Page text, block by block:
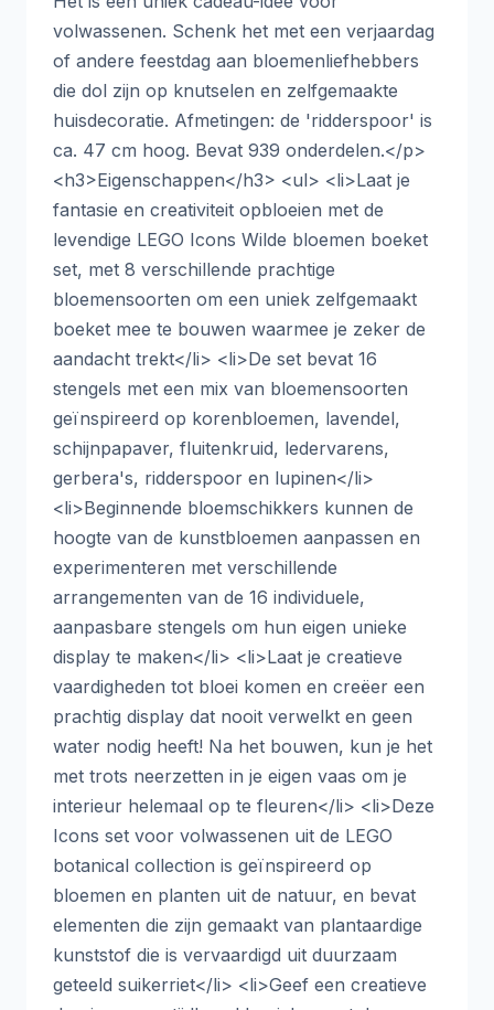
volwassenen. Schenk het met een verjaardag
of andere feestdag aan bloemenliefhebbers
die dol zijn op knutselen en zelfgemaakte
huisdecoratie. Afmetingen: de 'ridderspoor' is
ca. 47 cm hoog. Bevat 939 onderdelen.</p>
<h3>Eigenschappen</h3> <ul> <li>Laat je
fantasie en creativiteit opbloeien met de
levendige LEGO Icons Wilde bloemen boeket
set, met 8 verschillende prachtige
bloemensoorten om een uniek zelfgemaakt
boeket mee te bouwen waarmee je zeker de
aandacht trekt</li> <li>De set bevat 16
stengels met een mix van bloemensoorten
geïnspireerd op korenbloemen, lavendel,
schijnpapaver, fluitenkruid, ledervarens,
gerbera's, ridderspoor en lupinen</li>
<li>Beginnende bloemschikkers kunnen de
hoogte van de kunstbloemen aanpassen en
experimenteren met verschillende
arrangementen van de 16 individuele,
aanpasbare stengels om hun eigen unieke
display te maken</li> <li>Laat je creatieve
vaardigheden tot bloei komen en creëer een
prachtig display dat nooit verwelkt en geen
water nodig heeft! Na het bouwen, kun je het
met trots neerzetten in je eigen vaas om je
interieur helemaal op te fleuren</li> <li>Deze
Icons set voor volwassenen uit de LEGO
botanical collection is geïnspireerd op
bloemen en planten uit de natuur, en bevat
elementen die zijn gemaakt van plantaardige
kunststof die is vervaardigd uit duurzaam
geteeld suikerriet</li> <li>Geef een creatieve